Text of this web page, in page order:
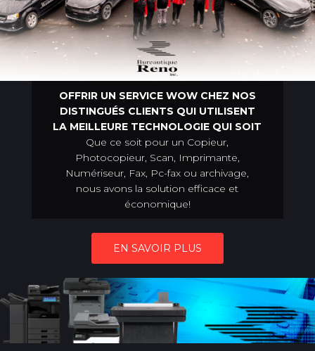
OFFRIR UN SERVICE WOW CHEZ NOS
DISTINGUÉS CLIENTS QUI UTILISENT
LA MEILLEURE TECHNOLOGIE QUI SOIT
Que ce soit pour un Copieur,
Photocopieur, Scan, Imprimante,
Numériseur, Fax, Pc-fax ou archivage,
nous avons la solution efficace et
économique!
EN SAVOIR PLUS